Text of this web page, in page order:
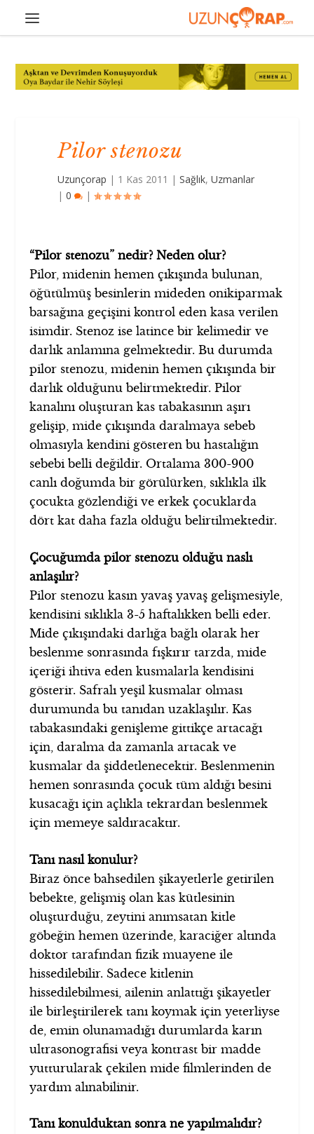
Pilor stenozu
Uzunçorap | 1 Kas 2011 |Sağlık,Uzmanlar
|0 |
“Pilor stenozu” nedir? Neden olur?
Pilor, midenin hemen çıkışında bulunan,
öğütülmüş besinlerin mideden onikiparmak
barsağına geçişini kontrol eden kasa verilen
isimdir. Stenoz ise latince bir kelimedir ve
darlık anlamına gelmektedir. Bu durumda
pilor stenozu, midenin hemen çıkışında bir
darlık olduğunu belirtmektedir. Pilor
kanalını oluşturan kas tabakasının aşırı
gelişip, mide çıkışında daralmaya sebeb
olmasıyla kendini gösteren bu hastalığın
sebebi belli değildir. Ortalama 300-900
canlı doğumda bir görülürken, sıklıkla ilk
çocukta gözlendiği ve erkek çocuklarda
dört kat daha fazla olduğu belirtilmektedir.
Çocuğumda pilor stenozu olduğu naslı
anlaşılır?
Pilor stenozu kasın yavaş yavaş gelişmesiyle,
kendisini sıklıkla 3-5 haftalıkken belli eder.
Mide çıkışındaki darlığa bağlı olarak her
beslenme sonrasında fışkırır tarzda, mide
içeriği ihtiva eden kusmalarla kendisini
gösterir. Safralı yeşil kusmalar olması
durumunda bu tanıdan uzaklaşılır. Kas
tabakasındaki genişleme gittikçe artacağı
için, daralma da zamanla artacak ve
kusmalar da şiddetlenecektir. Beslenmenin
hemen sonrasında çocuk tüm aldığı besini
kusacağı için açlıkla tekrardan beslenmek
için memeye saldıracaktır.
Tanı nasıl konulur?
Biraz önce bahsedilen şikayetlerle getirilen
bebekte, gelişmiş olan kas kütlesinin
oluşturduğu, zeytini anımsatan kitle
göbeğin hemen üzerinde, karaciğer altında
doktor tarafından fizik muayene ile
hissedilebilir. Sadece kitlenin
hissedilebilmesi, ailenin anlattığı şikayetler
ile birleştirilerek tanı koymak için yeterliyse
de, emin olunamadığı durumlarda karın
ultrasonografisi veya kontrast bir madde
yutturularak çekilen mide filmlerinden de
yardım alınabilinir.
Tanı konulduktan sonra ne yapılmalıdır?